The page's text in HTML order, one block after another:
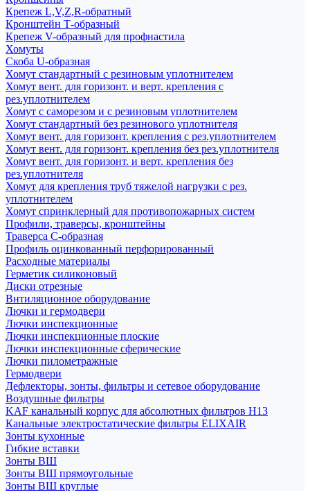
Крепеж L,V,Z,R-обратный
Кронштейн Т-образный
Крепеж V-образный для профнастила
Хомуты
Скоба U-образная
Хомут стандартный с резиновым уплотнителем
Хомут вент. для горизонт. и верт. крепления с
рез.уплотнителем
Хомут с саморезом и с резиновым уплотнителем
Хомут стандартный без резинового уплотнителя
Хомут вент. для горизонт. крепления с рез.уплотнителем
Хомут вент. для горизонт. крепления без рез.уплотнителя
Хомут вент. для горизонт. и верт. крепления без
рез.уплотнителя
Хомут для крепления труб тяжелой нагрузки с рез.
уплотнителем
Хомут спринклерный для противопожарных систем
Профили, траверсы, кронштейны
Траверса С-образная
Профиль оцинкованный перфорированный
Расходные материалы
Герметик силиконовый
Диски отрезные
Внтиляционное оборудование
Лючки и гермодвери
Лючки инспекционные
Лючки инспекционные плоские
Лючки инспекционные сферические
Лючки пилометражные
Гермодвери
Дефлекторы, зонты, фильтры и сетевое оборудование
Воздушные фильтры
KAF канальный корпус для абсолютных фильтров H13
Канальные электростатические фильтры ELIXAIR
Зонты кухонные
Гибкие вставки
Зонты ВШ
Зонты ВШ прямоугольные
Зонты ВШ круглые